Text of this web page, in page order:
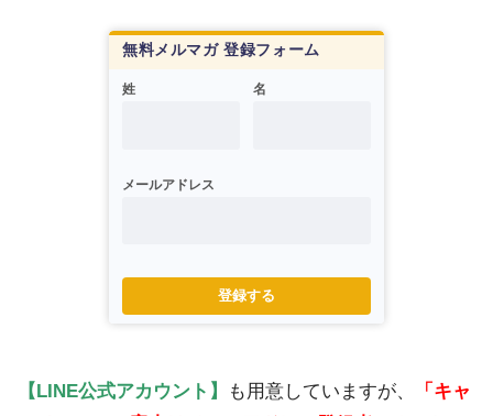
無料メルマガ 登録フォーム
姓 名
メールアドレス
登録する
【LINE公式アカウント】 も用意していますが、
「キャ